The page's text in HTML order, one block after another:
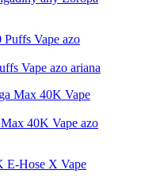
Vape azo ariana
40K Vape azo